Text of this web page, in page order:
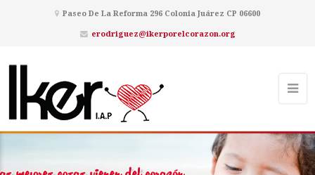
Paseo De La Reforma 296 Colonia Juárez CP 06600
erodriguez@ikerporelcorazon.org